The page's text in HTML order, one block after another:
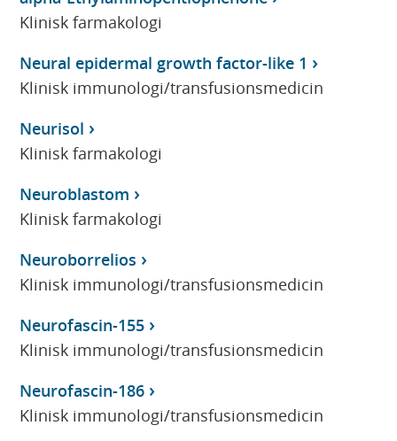
Klinisk farmakologi
Neural epidermal growth factor-like 1
Klinisk immunologi/transfusionsmedicin
Neurisol
Klinisk farmakologi
Neuroblastom
Klinisk farmakologi
Neuroborrelios
Klinisk immunologi/transfusionsmedicin
Neurofascin-155
Klinisk immunologi/transfusionsmedicin
Neurofascin-186
Klinisk immunologi/transfusionsmedicin